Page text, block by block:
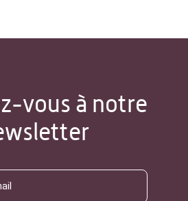
vous à notre